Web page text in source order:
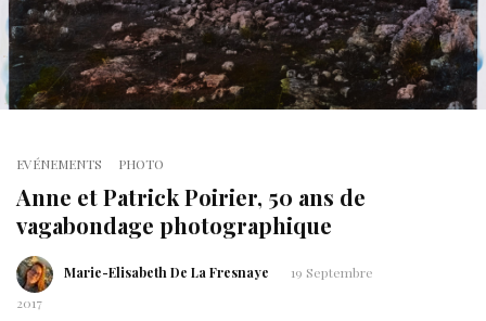
EVÉNEMENTS PHOTO
Anne et Patrick Poirier, 50 ans de
vagabondage photographique
Marie-Elisabeth De La Fresnaye
19 Septembre
2017